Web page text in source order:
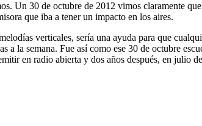
Un 30 de octubre de 2012 vimos claramente
que iba a tener un impacto en los aires.
verticales, sería una ayuda para que
a la semana. Fue así como ese 30 de octubre
en radio abierta y dos años después, en julio